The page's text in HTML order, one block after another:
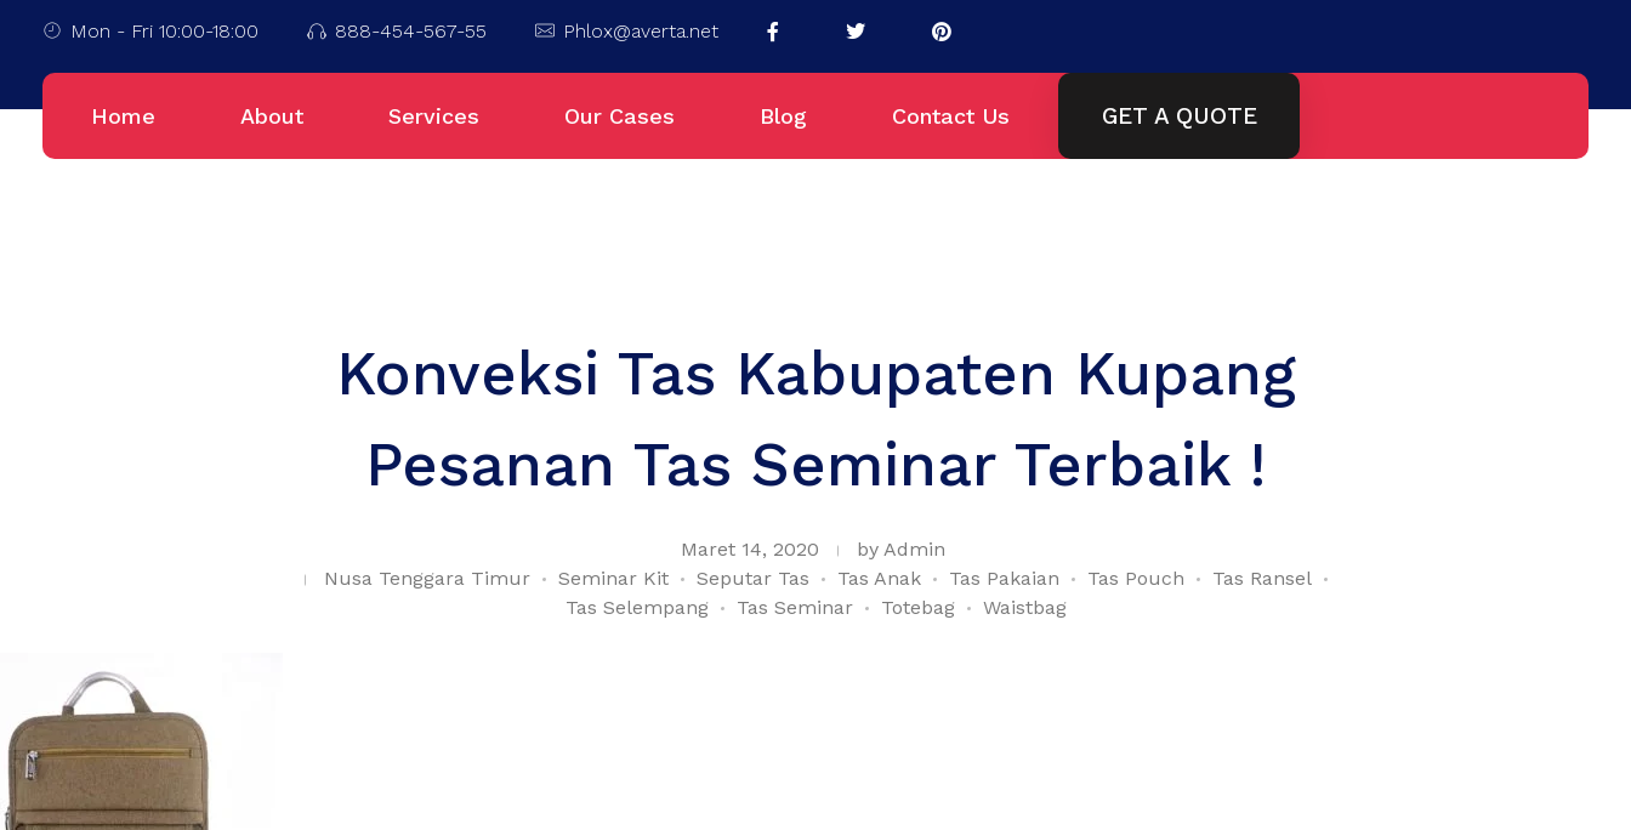
Mon - Fri 10:00-18:00 888-454-567-55 Phlox@averta.net
Home About Services Our Cases Blog Contact Us GET A QUOTE
Konveksi Tas Kabupaten Kupang
Pesanan Tas Seminar Terbaik !
Maret 14, 2020 by Admin
Nusa Tenggara Timur
Seminar Kit Seputar Tas Tas Anak Tas Pakaian Tas Pouch
Tas Ransel
Tas Selempang
Tas Seminar Totebag Waistbag